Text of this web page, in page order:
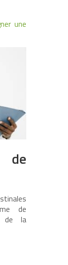
une
de
de
de la